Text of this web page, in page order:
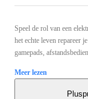
Speel de rol van een
het echte leven repareer
gamepads,
Meer lezen